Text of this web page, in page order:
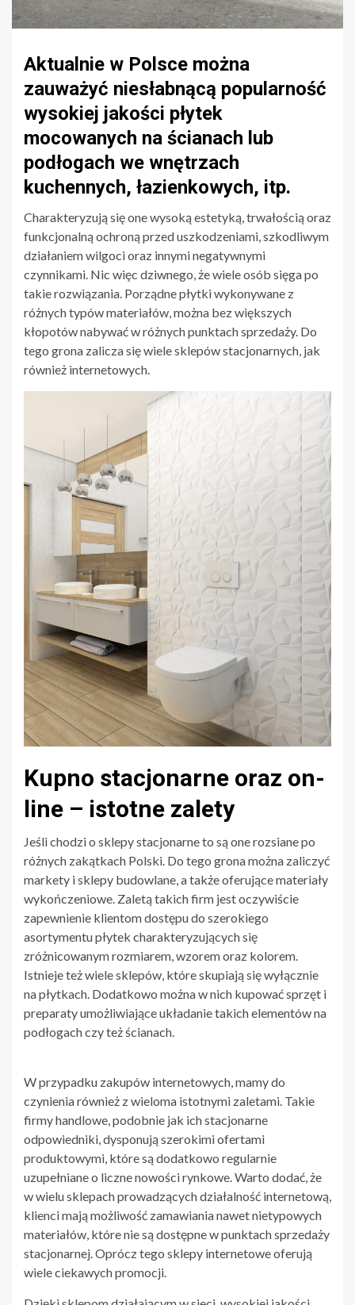
Aktualnie w Polsce można
zauważyć niesłabnącą popularność
wysokiej jakości płytek
mocowanych na ścianach lub
podłogach we wnętrzach
kuchennych, łazienkowych, itp.
Charakteryzują się one wysoką estetyką, trwałością oraz
funkcjonalną ochroną przed uszkodzeniami, szkodliwym
działaniem wilgoci oraz innymi negatywnymi
czynnikami. Nic więc dziwnego, że wiele osób sięga po
takie rozwiązania. Porządne płytki wykonywane z
różnych typów materiałów, można bez większych
kłopotów nabywać w różnych punktach sprzedaży. Do
tego grona zalicza się wiele sklepów stacjonarnych, jak
również internetowych.
Kupno stacjonarne oraz on-
line – istotne zalety
Jeśli chodzi o sklepy stacjonarne to są one rozsiane po
różnych zakątkach Polski. Do tego grona można zaliczyć
markety i sklepy budowlane, a także oferujące materiały
wykończeniowe. Zaletą takich firm jest oczywiście
zapewnienie klientom dostępu do szerokiego
asortymentu płytek charakteryzujących się
zróżnicowanym rozmiarem, wzorem oraz kolorem.
Istnieje też wiele sklepów, które skupiają się wyłącznie
na płytkach. Dodatkowo można w nich kupować sprzęt i
preparaty umożliwiające układanie takich elementów na
podłogach czy też ścianach.
W przypadku zakupów internetowych, mamy do
czynienia również z wieloma istotnymi zaletami. Takie
firmy handlowe, podobnie jak ich stacjonarne
odpowiedniki, dysponują szerokimi ofertami
produktowymi, które są dodatkowo regularnie
uzupełniane o liczne nowości rynkowe. Warto dodać, że
w wielu sklepach prowadzących działalność internetową,
klienci mają możliwość zamawiania nawet nietypowych
materiałów, które nie są dostępne w punktach sprzedaży
stacjonarnej. Oprócz tego sklepy internetowe oferują
wiele ciekawych promocji.